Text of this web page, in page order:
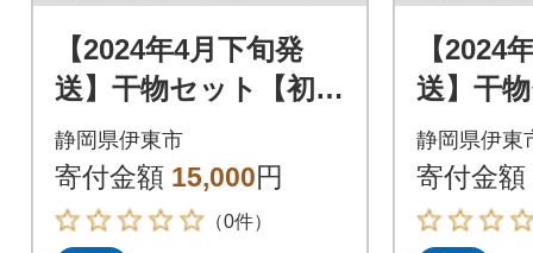
【2024年4月下旬発
送】干物セット【初島
C】特トロあじ・中あ
じ各8枚 伊豆・伊東
の干物詰め合わせ
静岡県伊東市
寄付金額 15,000円
（0件）
【2024
送】干
C】特ト
じ各8
の干物
静岡県伊東
寄付金額